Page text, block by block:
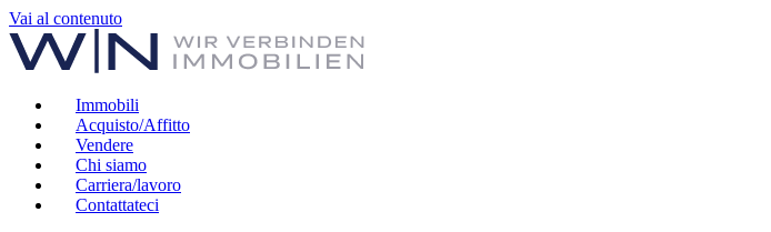
Vai al contenuto
Immobili
Acquisto/Affitto
Vendere
Chi siamo
Carriera/lavoro
Contattateci